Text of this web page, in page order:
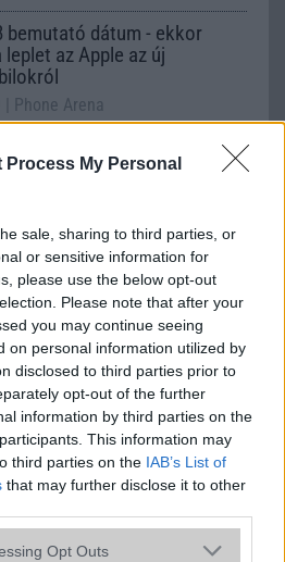
Process My Personal
sale, sharing to third parties, or
or sensitive information for
please use the below opt-out
Please note that after your
you may continue seeing
on personal information utilized by
disclosed to third parties prior to
opt-out of the further
information by third parties on the
This information may
third parties on the IAB’s List of
that may further disclose it to other
app uses one or more Google
Opt Outs
bemutató dátum - ekkor
leplet az Apple az új
| Phone Arena
az iPhone 18 Pro modellek
az áremelésekről szóló
a rajtot.
rejtett automatizmusai: hat
észrevétlenül könnyíti
| Android Police
esküszik, pedig az
intelligens funkciókat kínál,
a háttérben.
Samsung funkció teljesen
a mobilhasználatot –
tudnak róla
leghasznosabb funkció, amely
mindennapi használatot,